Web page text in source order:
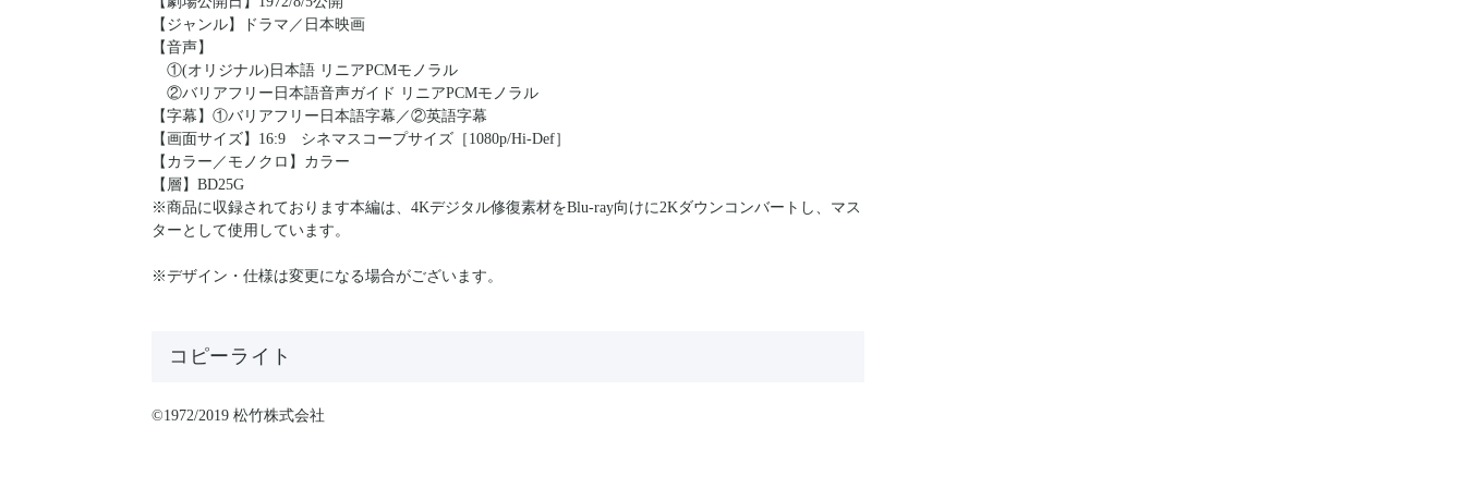
【ジャンル】ドラマ／日本映画
【音声】
①(オリジナル)日本語 リニアPCMモノラル
②バリアフリー日本語音声ガイド リニアPCMモノラル
【字幕】①バリアフリー日本語字幕／②英語字幕
【画面サイズ】16:9 シネマスコープサイズ［1080p/Hi-Def］
【カラー／モノクロ】カラー
【層】BD25G
※商品に収録されております本編は、4Kデジタル修復素材をBlu-ray向けに2Kダウンコンバートし、マス
ターとして使用しています。
※デザイン・仕様は変更になる場合がございます。
コピーライト
©1972/2019 松竹株式会社